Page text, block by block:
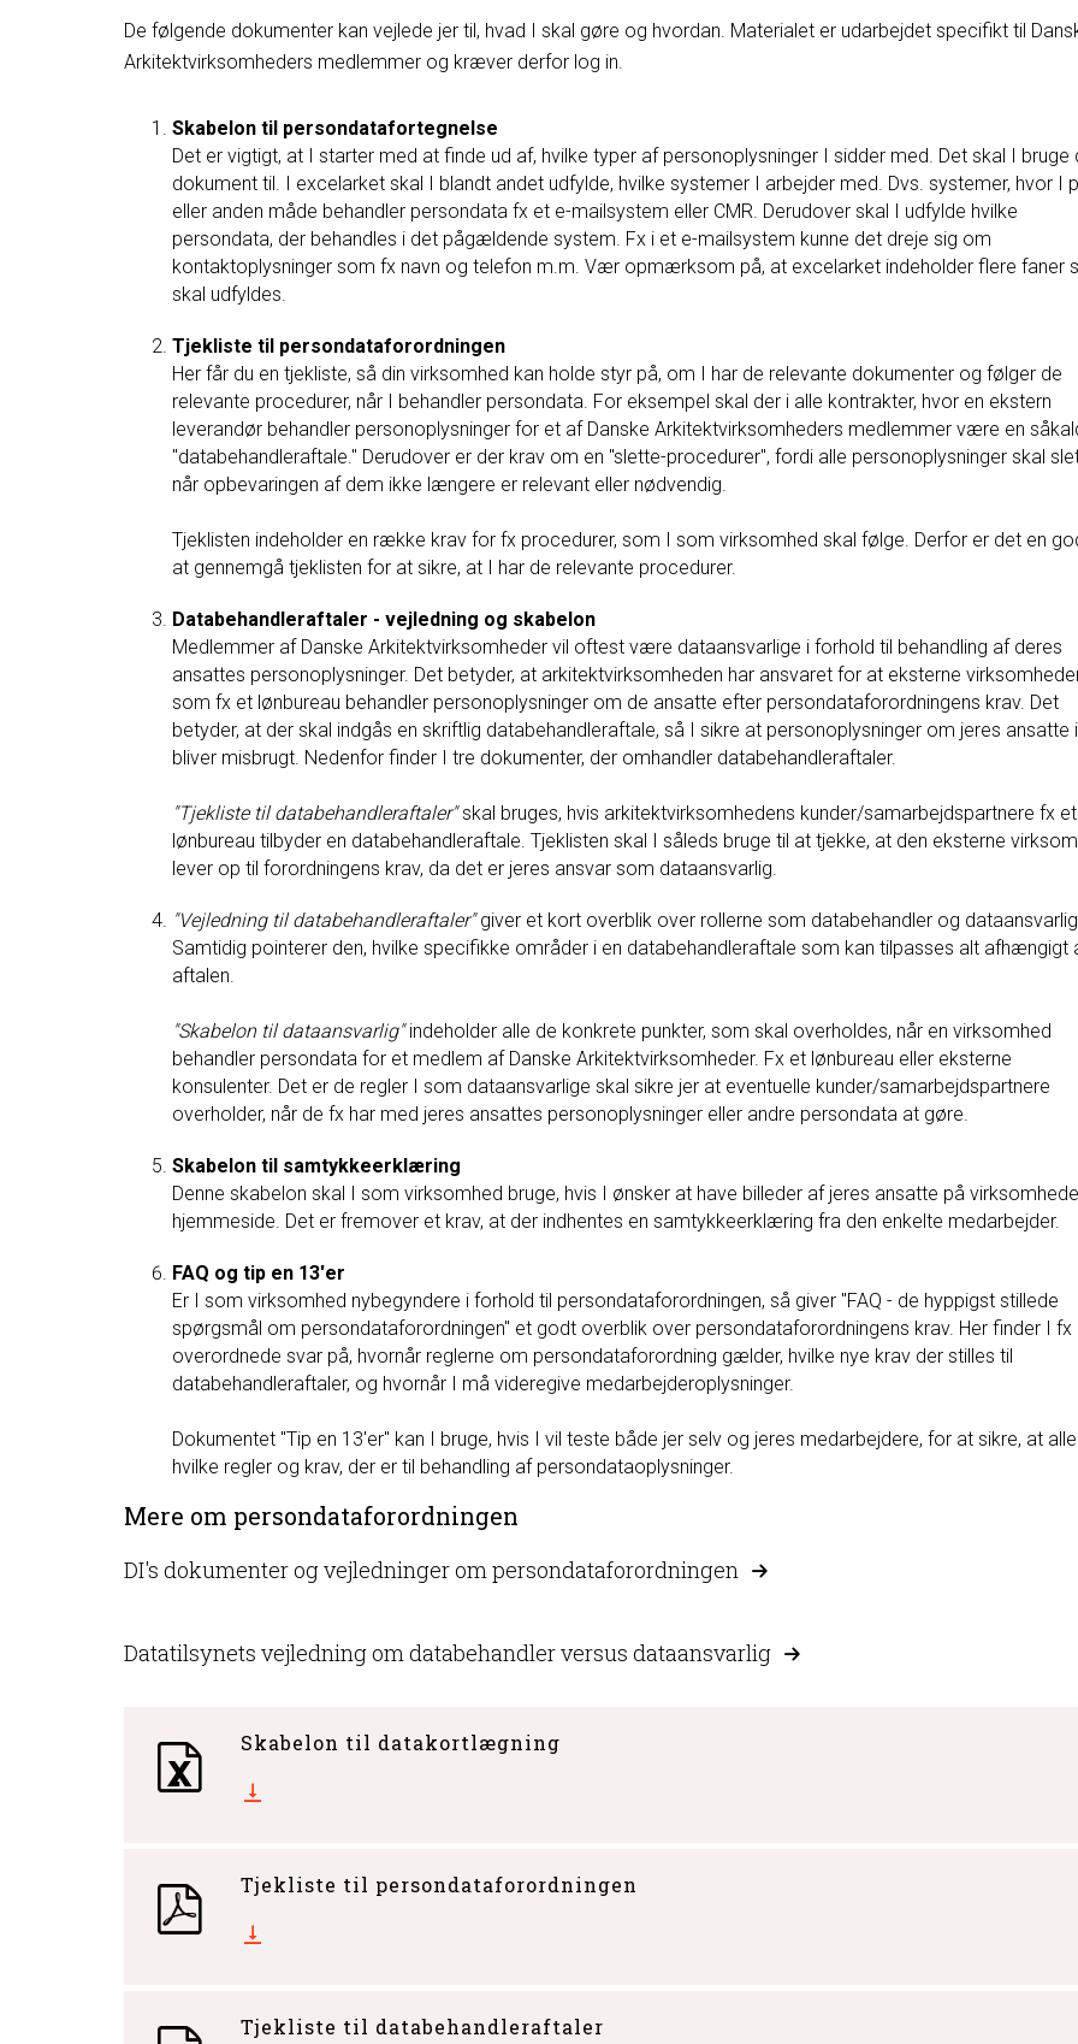
De følgende dokumenter kan vejlede jer til, hvad I skal gøre og hvordan. Materialet er udarbejdet specifikt til
Arkitektvirksomheders medlemmer og kræver derfor log in.
Skabelon til persondatafortegnelse
Det er vigtigt, at I starter med at finde ud af, hvilke typer af personoplysninger I sidder med. Det skal I bruge
dokument til. I excelarket skal I blandt andet udfylde, hvilke systemer I arbejder med. Dvs. systemer, hvor I
eller anden måde behandler persondata fx et e-mailsystem eller CMR. Derudover skal I udfylde hvilke
persondata, der behandles i det pågældende system. Fx i et e-mailsystem kunne det dreje sig om
kontaktoplysninger som fx navn og telefon m.m. Vær opmærksom på, at excelarket indeholder flere faner
skal udfyldes.
Tjekliste til persondataforordningen
Her får du en tjekliste, så din virksomhed kan holde styr på, om I har de relevante dokumenter og følger de
relevante procedurer, når I behandler persondata. For eksempel skal der i alle kontrakter, hvor en ekstern
leverandør behandler personoplysninger for et af Danske Arkitektvirksomheders medlemmer være en
"databehandleraftale." Derudover er der krav om en "slette-procedurer", fordi alle personoplysninger skal
når opbevaringen af dem ikke længere er relevant eller nødvendig.
Tjeklisten indeholder en række krav for fx procedurer, som I som virksomhed skal følge. Derfor er det en
at gennemgå tjeklisten for at sikre, at I har de relevante procedurer.
Databehandleraftaler - vejledning og skabelon
Medlemmer af Danske Arkitektvirksomheder vil oftest være dataansvarlige i forhold til behandling af deres
ansattes personoplysninger. Det betyder, at arkitektvirksomheden har ansvaret for at eksterne
som fx et lønbureau behandler personoplysninger om de ansatte efter persondataforordningens krav. Det
betyder, at der skal indgås en skriftlig databehandleraftale, så I sikre at personoplysninger om jeres ansatte
bliver misbrugt. Nedenfor finder I tre dokumenter, der omhandler databehandleraftaler.
"Tjekliste til databehandleraftaler"skal bruges, hvis arkitektvirksomhedens kunder/samarbejdspartnere fx et
lønbureau tilbyder en databehandleraftale. Tjeklisten skal I såleds bruge til at tjekke, at den eksterne
lever op til forordningens krav, da det er jeres ansvar som dataansvarlig.
"Vejledning til databehandleraftaler"giver et kort overblik over rollerne som databehandler og
Samtidig pointerer den, hvilke specifikke områder i en databehandleraftale som kan tilpasses alt afhængigt
aftalen.
"Skabelon til dataansvarlig"indeholder alle de konkrete punkter, som skal overholdes, når en virksomhed
behandler persondata for et medlem af Danske Arkitektvirksomheder. Fx et lønbureau eller eksterne
konsulenter. Det er de regler I som dataansvarlige skal sikre jer at eventuelle kunder/samarbejdspartnere
overholder, når de fx har med jeres ansattes personoplysninger eller andre persondata at gøre.
Skabelon til samtykkeerklæring
Denne skabelon skal I som virksomhed bruge, hvis I ønsker at have billeder af jeres ansatte på
hjemmeside. Det er fremover et krav, at der indhentes en samtykkeerklæring fra den enkelte medarbejder.
FAQ og tip en 13'er
Er I som virksomhed nybegyndere i forhold til persondataforordningen, så giver "FAQ - de hyppigst stillede
spørgsmål om persondataforordningen" et godt overblik over persondataforordningens krav. Her finder I fx
overordnede svar på, hvornår reglerne om persondataforordning gælder, hvilke nye krav der stilles til
databehandleraftaler, og hvornår I må videregive medarbejderoplysninger.
Dokumentet "Tip en 13'er" kan I bruge, hvis I vil teste både jer selv og jeres medarbejdere, for at sikre, at
hvilke regler og krav, der er til behandling af persondataoplysninger.
Mere om persondataforordningen
DI's dokumenter og vejledninger om persondataforordningen
Datatilsynets vejledning om databehandler versus dataansvarlig
Skabelon til datakortlægning
Tjekliste til persondataforordningen
Tjekliste til databehandleraftaler